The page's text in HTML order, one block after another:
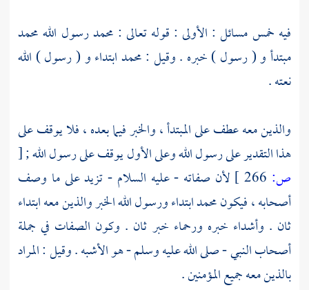
فيه خمس مسائل : الأولى : قوله تعالى : محمد رسول الله محمد
مبتدأ و ( رسول ) خبره . وقيل : محمد ابتداء و ( رسول ) الله
نعته .
والذين معه عطف على المبتدأ ، والخبر فيما بعده ، فلا يوقف على
هذا التقدير على رسول الله وعلى الأول يوقف على رسول الله ;[
ص:
لأن صفاته - عليه السلام - تزيد على ما وصف
أصحابه ، فيكون محمد ابتداء ورسول الله الخبر والذين معه ابتداء
ثان . وأشداء خبره ورحماء خبر ثان . وكون الصفات في جملة
أصحاب النبي - صلى الله عليه وسلم - هو الأشبه . وقيل : المراد
بالذين معه جميع المؤمنين .